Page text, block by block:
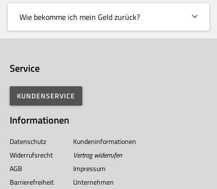
Wie bekomme ich mein Geld zurück?
Service
KUNDENSERVICE
Informationen
Datenschutz
Kundeninformationen
Widerrufsrecht
Vertrag widerrufen
AGB
Impressum
Barrierefreiheit
Unternehmen